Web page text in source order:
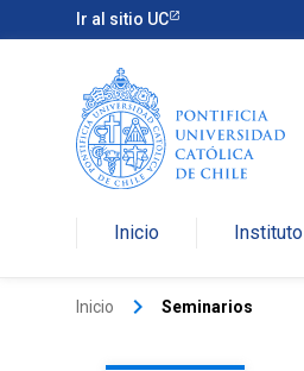
Ir al sitio UC
Inicio Instituto
Inicio keyboard_arrow_right Seminarios